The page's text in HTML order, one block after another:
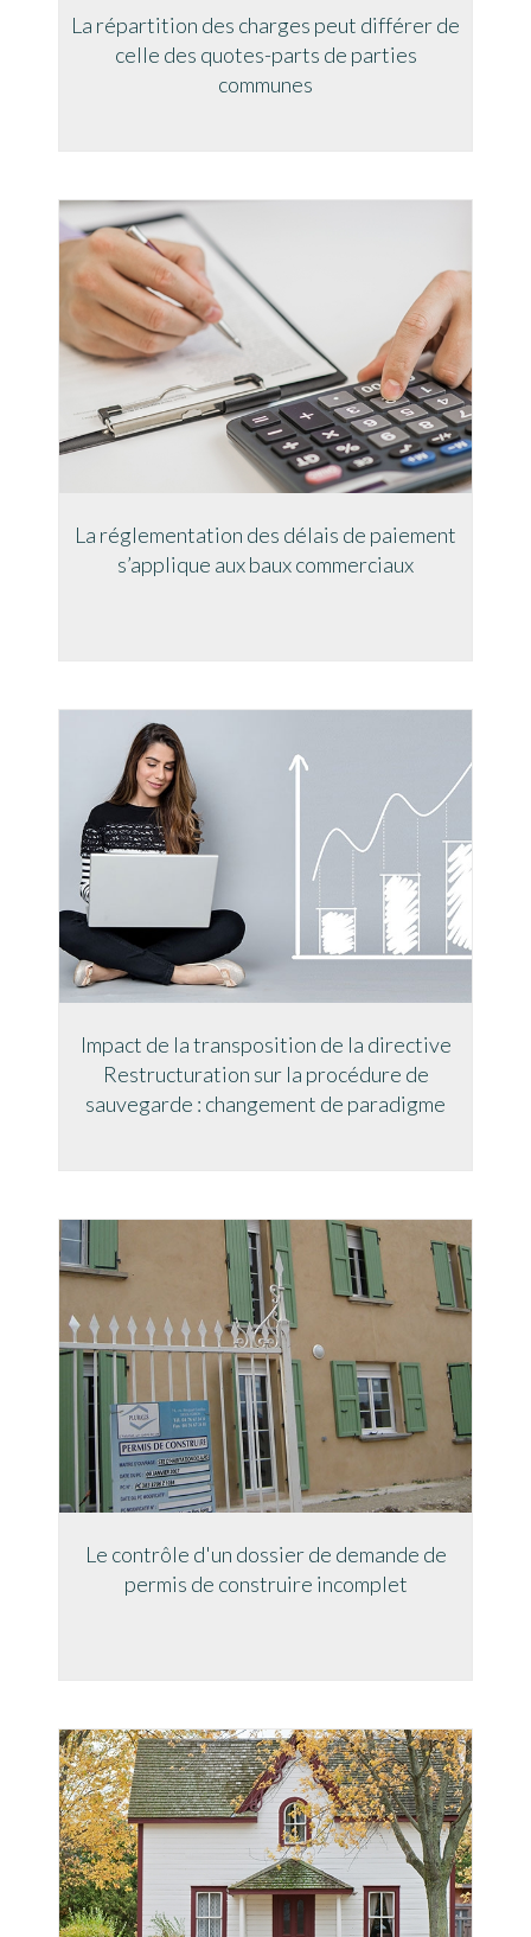
La répartition des charges peut différer de
celle des quotes-parts de parties
communes
La réglementation des délais de paiement
s’applique aux baux commerciaux
Impact de la transposition de la directive
Restructuration sur la procédure de
sauvegarde : changement de paradigme
Le contrôle d'un dossier de demande de
permis de construire incomplet